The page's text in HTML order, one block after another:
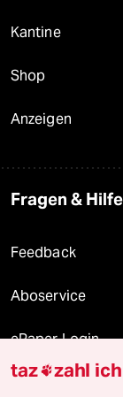
Kantine
Shop
Anzeigen
Fragen & Hilfe
Feedback
Aboservice
ePaper Login
Downloads für
taz zahl ich